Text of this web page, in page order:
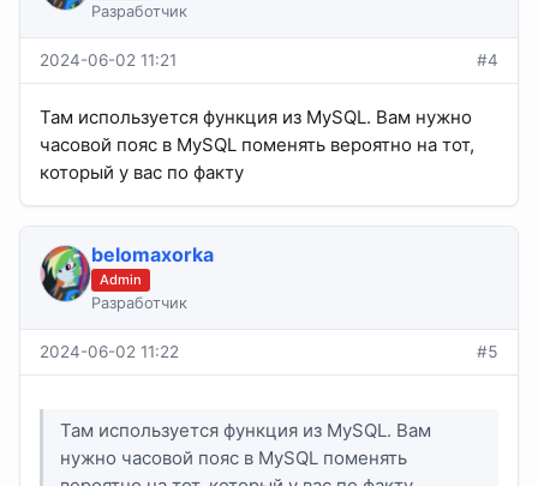
Разработчик
2024-06-02 11:21 #4
Там используется функция из MySQL. Вам нужно
часовой пояс в MySQL поменять вероятно на тот,
который у вас по факту
belomaxorka
Admin
Разработчик
2024-06-02 11:22 #5
Там используется функция из MySQL. Вам
нужно часовой пояс в MySQL поменять